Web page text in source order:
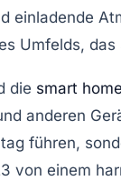
einladende
Umfelds,
die smart
anderen
führen,
von einem